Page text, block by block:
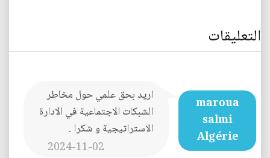
التعليقات
maroua
salmi
Algérie
اريد بحق علمي حول مخاطر
الشبكات الاجتماعية في الادارة
الاستراتيجية و شكرا .
2024-11-02